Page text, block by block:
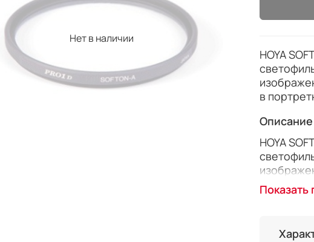
Нет в наличии
HOYA
в
Описание
HOYA
в